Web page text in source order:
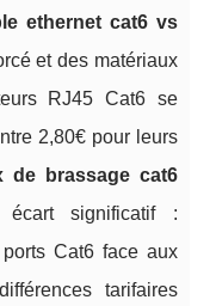
ethernet cat6 vs
et des matériaux
RJ45 Cat6 se
2,80€ pour leurs
de brassage cat6
écart significatif :
Cat6 face aux
tarifaires